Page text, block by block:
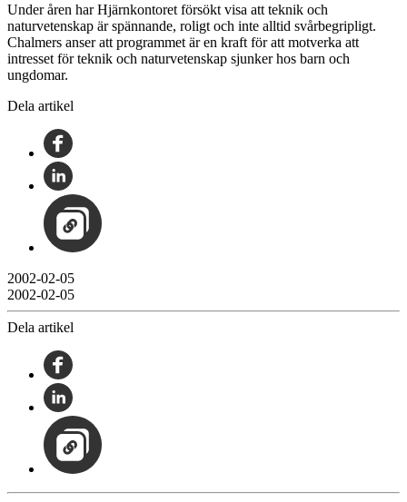
Under åren har Hjärnkontoret försökt visa att teknik och
naturvetenskap är spännande, roligt och inte alltid svårbegripligt.
Chalmers anser att programmet är en kraft för att motverka att
intresset för teknik och naturvetenskap sjunker hos barn och
ungdomar.
Dela artikel
2002-02-05
2002-02-05
Dela artikel